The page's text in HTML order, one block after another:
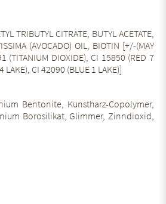
TRIBUTYL CITRATE, BUTYL ACETATE,
(AVOCADO) OIL, BIOTIN [+/-(MAY
(TITANIUM DIOXIDE), CI 15850 (RED 7
LAKE), CI 42090 (BLUE 1 LAKE)]
Bentonite, Kunstharz-Copolymer,
Borosilikat, Glimmer, Zinndioxid,